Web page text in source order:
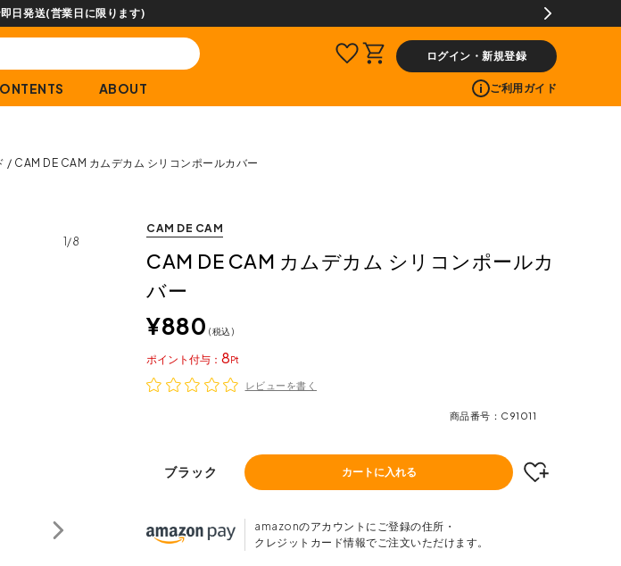
送料片道無料サービス
ログイン・新規登録
ABOUT ご利用ガイド
CAM DE CAM カムデカム シリコンポールカバー
1/8
CAM DE CAM
CAM DE CAM カムデカム シリコンポールカ
バー
¥880 税込
8
ポイント
レビューを書く
商品番号 C91011
ブラック カートに入れる
amazonのアカウントにご登録の住所・
クレジットカード情報でご注文いただけます。